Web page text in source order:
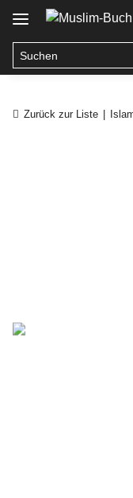
Zurück zur Liste